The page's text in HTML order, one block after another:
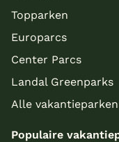
Topparken
Europarcs
Center Parcs
Landal Greenparks
Alle vakantieparken
Populaire